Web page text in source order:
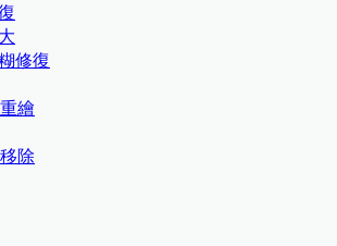
修復
繪
除